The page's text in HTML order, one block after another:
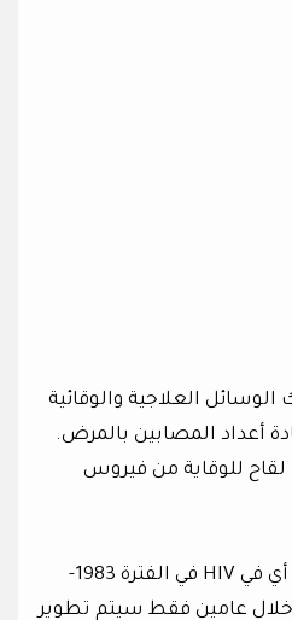
العلاجية والوقائية
أعداد المصابين بالمرض.
للوقاية من فيروس
تم اكتشاف فيروس إتش أي في HIV في الفترة 1983-
في خلال عامين فقط سيتم تطوير